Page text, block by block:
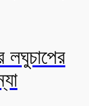
লঘুচাপের